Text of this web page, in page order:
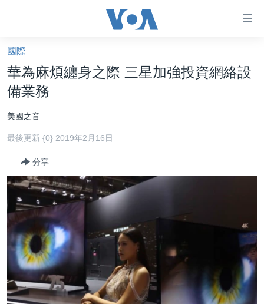
礙
鏈
接
轉
內
轉
導
航
到
檢
索
美國大選2024
海外港人
新聞自由
揭謊頻道
美國
中國
國際
經貿
國際
華為麻煩纏身之際 三星加強投資網絡設
備業務
美國之音
最後更新 {0} 2019年2月16日
分享